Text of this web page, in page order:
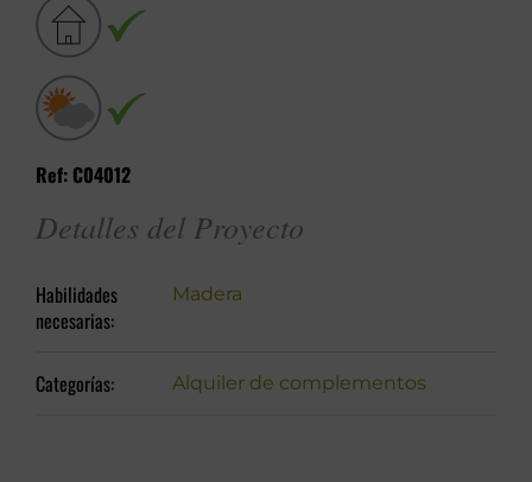
Ref: C04012
Detalles del Proyecto
Habilidades
necesarias:
Madera
Categorías: Alquiler de complementos